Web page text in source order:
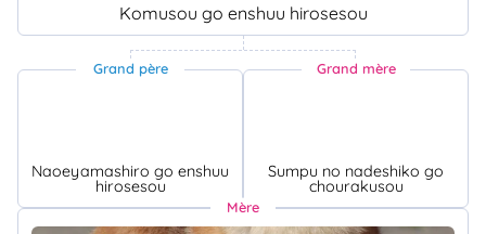
Komusou go enshuu hirosesou
Grand père
Naoeyamashiro go enshuu
hirosesou
Grand mère
Sumpu no nadeshiko go
chourakusou
Mère